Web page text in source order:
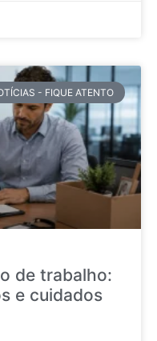
- FIQUE ATENTO
de trabalho:
e cuidados